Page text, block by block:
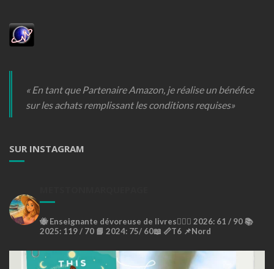
« En tant que Partenaire Amazon, je réalise un bénéfice
sur les achats remplissant les conditions requises»
SUR INSTAGRAM
🐝Enseignante dévoreuse de livres🙇🏼‍♀️ 2026: 61 / 90 📚
2025: 119 / 70 📘 2024: 75/ 60📖 📏T6 📌Nord